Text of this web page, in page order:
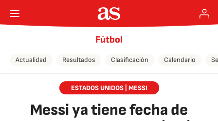
Fútbol
Actualidad Resultados Clasificación Calendario
ESTADOS UNIDOS | MESSI
Messi ya tiene fecha de